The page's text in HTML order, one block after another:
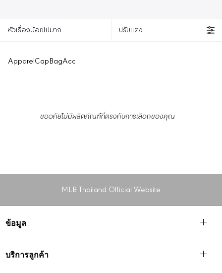
หัวเรื่องน้อยไปมาก ปรับแต่ง
ApparelCapBagAcc
ขออภัยไม่มีผลิตภัณฑ์ที่ตรงกับการเลือกของคุณ
MLB Thailand Official Website
ข้อมูล
บริการลูกค้า